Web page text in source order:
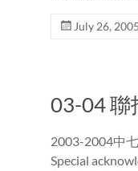
July 26, 2005
03-04 聯
2003-2004中
Special